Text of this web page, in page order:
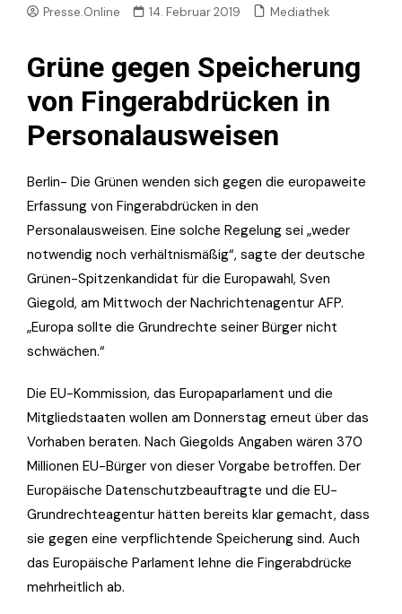
Presse.Online 14. Februar 2019 Mediathek
Grüne gegen Speicherung
von Fingerabdrücken in
Personalausweisen
Berlin- Die Grünen wenden sich gegen die europaweite
Erfassung von Fingerabdrücken in den
Personalausweisen. Eine solche Regelung sei „weder
notwendig noch verhältnismäßig“, sagte der deutsche
Grünen-Spitzenkandidat für die Europawahl, Sven
Giegold, am Mittwoch der Nachrichtenagentur AFP.
„Europa sollte die Grundrechte seiner Bürger nicht
schwächen.“
Die EU-Kommission, das Europaparlament und die
Mitgliedstaaten wollen am Donnerstag erneut über das
Vorhaben beraten. Nach Giegolds Angaben wären 370
Millionen EU-Bürger von dieser Vorgabe betroffen. Der
Europäische Datenschutzbeauftragte und die EU-
Grundrechteagentur hätten bereits klar gemacht, dass
sie gegen eine verpflichtende Speicherung sind. Auch
das Europäische Parlament lehne die Fingerabdrücke
mehrheitlich ab.